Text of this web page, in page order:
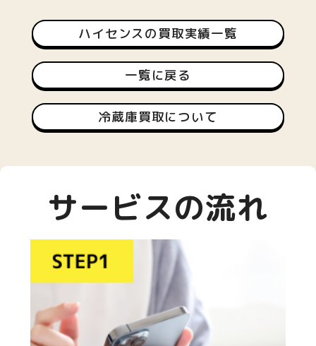
ハイセンスの買取実績一覧
一覧に戻る
冷蔵庫買取について
サービスの流れ